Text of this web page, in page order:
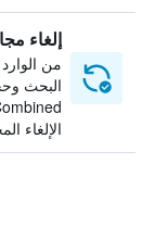
إلغاء
من
البحث
الإلغاء